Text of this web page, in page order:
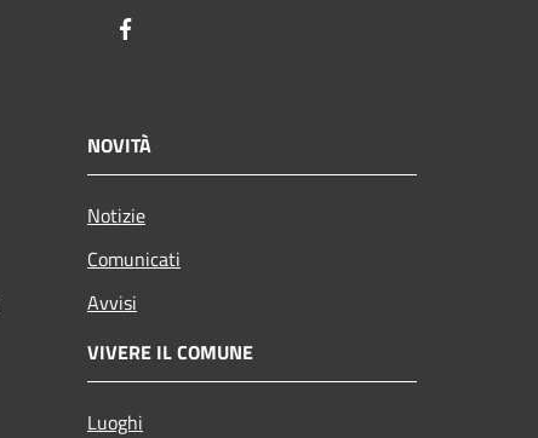
NOVITÀ
Notizie
Comunicati
Avvisi
VIVERE IL COMUNE
Luoghi